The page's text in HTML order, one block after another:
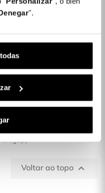
".
de
Voltar ao topo 